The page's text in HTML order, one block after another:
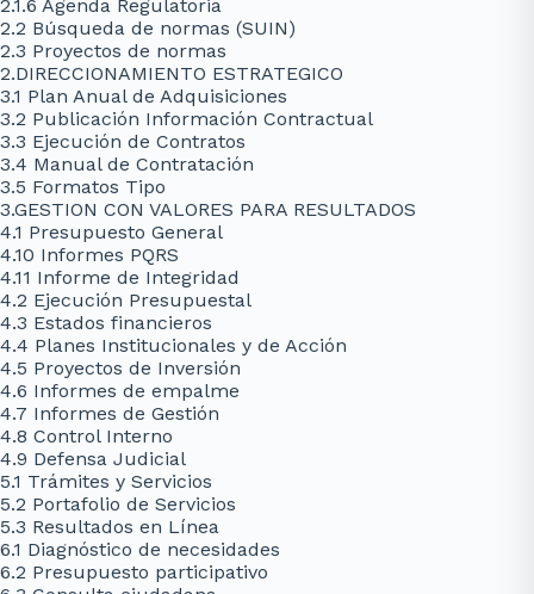
2.1.6 Agenda Regulatoria
2.2 Búsqueda de normas (SUIN)
2.3 Proyectos de normas
2.DIRECCIONAMIENTO ESTRATEGICO
3.1 Plan Anual de Adquisiciones
3.2 Publicación Información Contractual
3.3 Ejecución de Contratos
3.4 Manual de Contratación
3.5 Formatos Tipo
3.GESTION CON VALORES PARA RESULTADOS
4.1 Presupuesto General
4.10 Informes PQRS
4.11 Informe de Integridad
4.2 Ejecución Presupuestal
4.3 Estados financieros
4.4 Planes Institucionales y de Acción
4.5 Proyectos de Inversión
4.6 Informes de empalme
4.7 Informes de Gestión
4.8 Control Interno
4.9 Defensa Judicial
5.1 Trámites y Servicios
5.2 Portafolio de Servicios
5.3 Resultados en Línea
6.1 Diagnóstico de necesidades
6.2 Presupuesto participativo